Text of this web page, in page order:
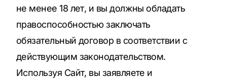
не менее 18 лет, и вы должны обладать
правоспособностью заключать
обязательный договор в соответствии с
действующим законодательством.
Используя Сайт, вы заявляете и